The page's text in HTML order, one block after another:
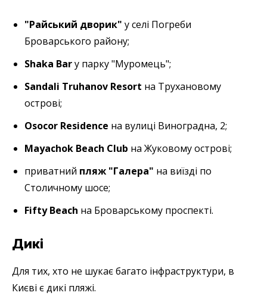
"Райський дворик" у селі Погреби
Броварського району;
Shaka Barу парку "Муромець";
Sandali Truhanov Resort на Трухановому
острові;
Osocor Residence на вулиці Виноградна, 2;
Mayachok Beach Club на Жуковому острові;
приватний пляж "Галера" на виїзді по
Столичному шосе;
Fifty Beach на Броварському проспекті.
Дикі
Для тих, хто не шукає багато інфраструктури, в
Києві є дикі пляжі.